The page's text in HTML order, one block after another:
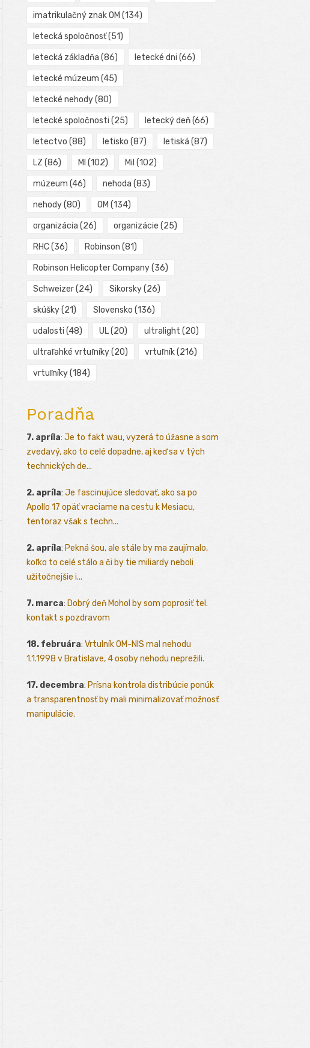
imatrikulačný znak OM (134)
letecká spoločnosť(51)
letecká základňa (86) letecké dni (66)
letecké múzeum (45)
letecké nehody(80)
letecké spoločnosti (25) letecký deň(66)
letectvo (88) letisko (87) letiská (87)
LZ (86) MI (102) Mil (102)
múzeum (46) nehoda (83)
nehody(80) OM (134)
organizácia (26) organizácie (25)
RHC(36) Robinson (81)
Robinson Helicopter Company(36)
Schweizer(24) Sikorsky(26)
skúšky(21) Slovensko (136)
udalosti (48) UL(20) ultralight (20)
ultraľahké vrtuľníky(20) vrtuľník(216)
vrtuľníky(184)
Poradňa
7. apríla: Je to fakt wau, vyzerá to úžasne a som
zvedavý, ako to celé dopadne, aj keď sa v tých
technických de...
2. apríla: Je fascinujúce sledovať, ako sa po
Apollo 17 opäť vraciame na cestu k Mesiacu,
tentoraz však s techn...
2. apríla: Pekná šou, ale stále by ma zaujímalo,
koľko to celé stálo a či by tie miliardy neboli
užitočnejšie i...
7. marca: Dobrý deň Mohol by som poprosiť tel.
kontakt s pozdravom
18. februára: Vrtulník OM-NIS mal nehodu
1.1.1998 v Bratislave, 4 osoby nehodu neprežili.
17. decembra: Prísna kontrola distribúcie ponúk
a transparentnosť by mali minimalizovať možnosť
manipulácie.